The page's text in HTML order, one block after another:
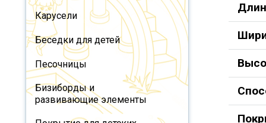
Карусели
Беседки для детей
Песочницы
Бизиборды и
развивающие элементы